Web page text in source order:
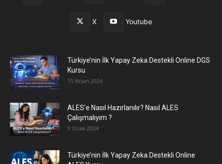
X Youtube
Türkiye’nin İlk Yapay Zeka Destekli Online DGS
Kursu
15 Nisan 2026
ALES’e Nasıl Hazırlanılır? Nasıl ALES
Çalışmalıyım ?
9 Ocak 2024
Türkiye’nin İlk Yapay Zeka Destekli Online